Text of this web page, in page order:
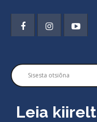
Leia kiirelt